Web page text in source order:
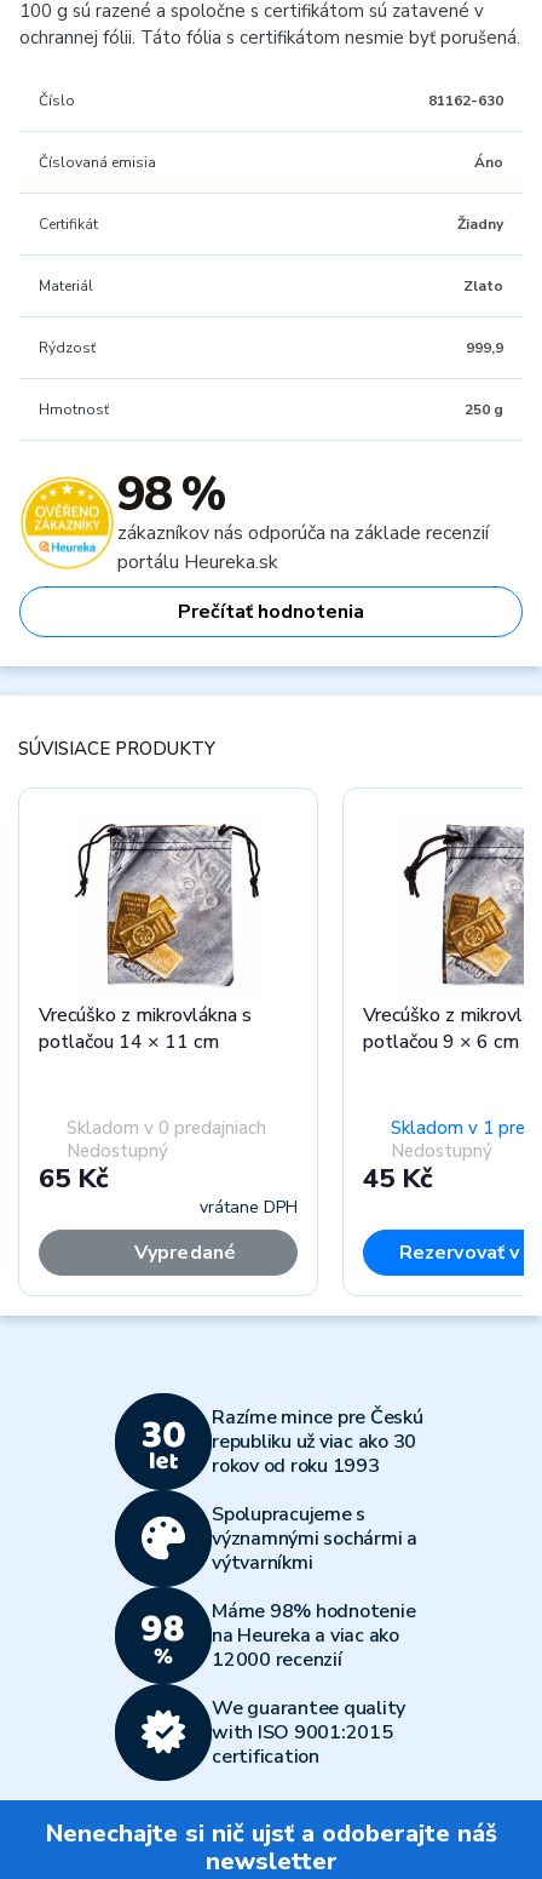
100 g sú razené a spoločne s certifikátom sú zatavené v
ochrannej fólii. Táto fólia s certifikátom nesmie byť porušená.
Číslo 81162-630
Číslovaná emisia Áno
Certifikát Žiadny
Materiál Zlato
Rýdzosť 999,9
Hmotnosť 250 g
98 %
zákazníkov nás odporúča na základe recenzií
portálu Heureka.sk
Prečítať hodnotenia
SÚVISIACE PRODUKTY
Vrecúško z mikrovlákna s
potlačou 14 × 11 cm
Skladom v 0 predajniach
Nedostupný
65 Kč
vrátane DPH
Vypredané
Vrecúško z
potlačou 9 × 6 cm
Skladom v 1
Nedostupný
45 Kč
Rezervovať v
Razíme mince pre Českú
republiku už viac ako 30
rokov od roku 1993
Spolupracujeme s
významnými sochármi a
výtvarníkmi
Máme 98% hodnotenie
na Heureka a viac ako
12000 recenzií
We guarantee quality
with ISO 9001:2015
certification
Nenechajte si nič ujsť a odoberajte náš
newsletter